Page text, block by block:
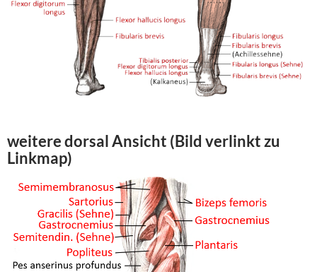
weitere dorsal Ansicht (Bild verlinkt zu
Linkmap)